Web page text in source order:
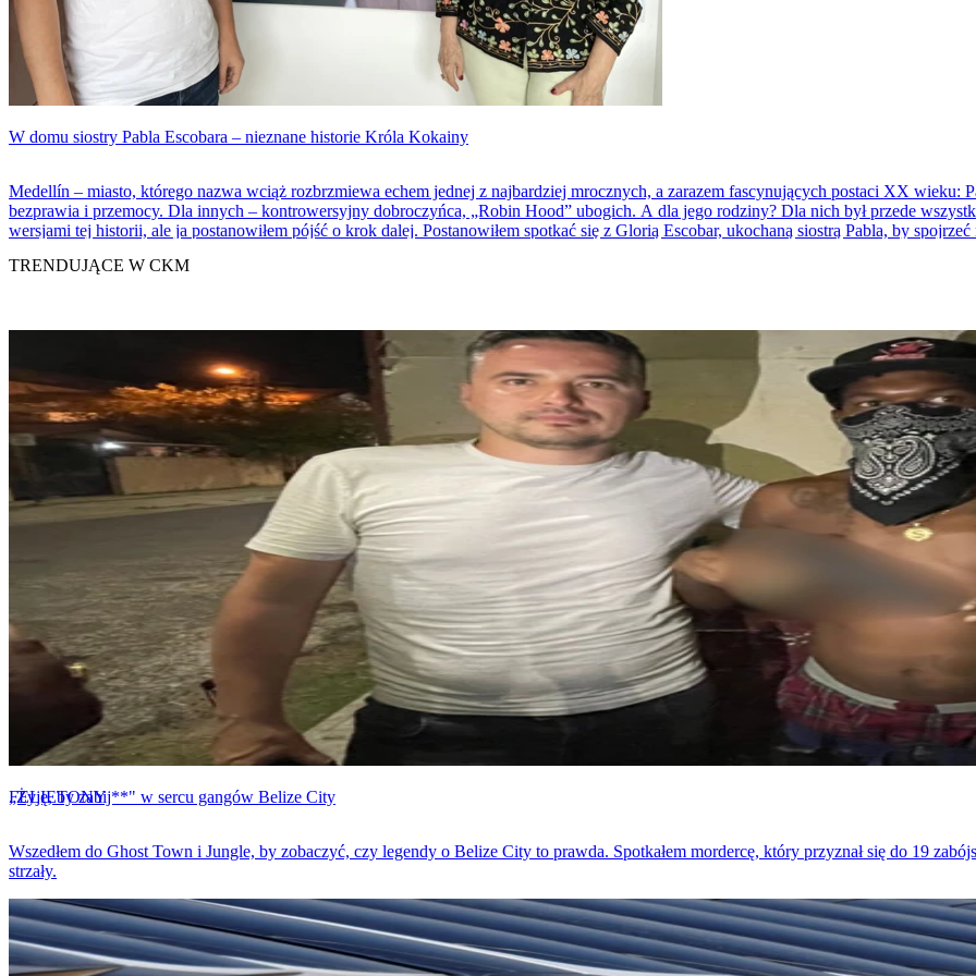
W domu siostry Pabla Escobara – nieznane historie Króla Kokainy
Medellín – miasto, którego nazwa wciąż rozbrzmiewa echem jednej z najbardziej mrocznych, a zarazem fascynujących postaci XX
bezprawia i przemocy. Dla innych – kontrowersyjny dobroczyńca, „Robin Hood” ubogich. A dla jego rodziny? Dla nich był przede
wersjami tej historii, ale ja postanowiłem pójść o krok dalej. Postanowiłem spotkać się z Glorią Escobar, ukochaną siostrą Pabla, by
TRENDUJĄCE W CKM
FELIETONY
„Żyję, by zabij**" w sercu gangów Belize City
Wszedłem do Ghost Town i Jungle, by zobaczyć, czy legendy o Belize City to prawda. Spotkałem mordercę, który przyznał się do 19
strzały.